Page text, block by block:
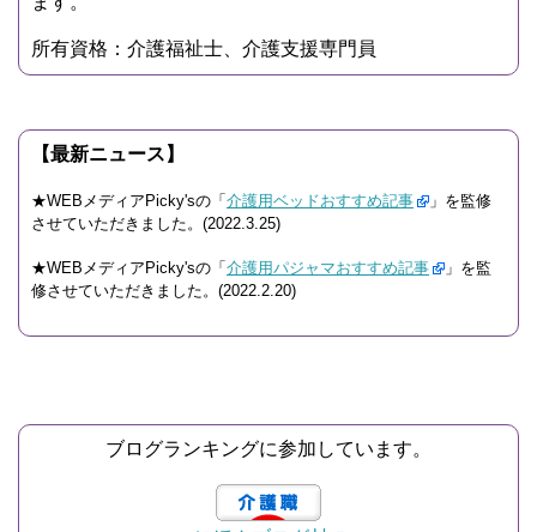
所有資格：介護福祉士、介護支援専門員
【最新ニュース】
★WEBメディアPicky'sの「介護用ベッドおすすめ記事
」を監修
させていただきました。(2022.3.25)
★WEBメディアPicky'sの「介護用パジャマおすすめ記事
」を監
修させていただきました。(2022.2.20)
ブログランキングに参加しています。